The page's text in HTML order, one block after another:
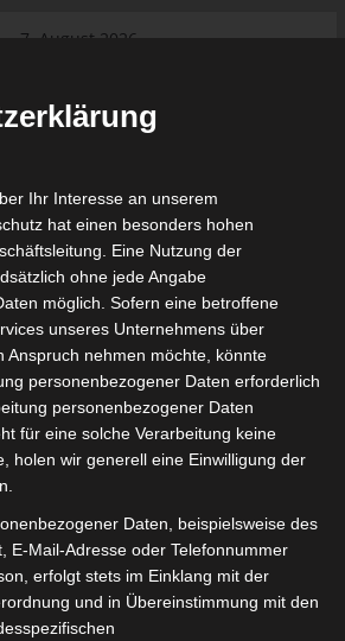
7. August 2026
beginnt am 22. und 23. August
(Update)
an
1 Pro: Spielplan der ersten 15
der Saison 2026/2027
Ligue 2 Pro Tunesien 2026/2027 –
beginnt am am 19./20.
2026
Sportgerichtshof
Eilverfahren ab – AS Soliman
auf die Ligue 2 zu
Ligafußball
Ireland Limited, Gordon House, Barrow
Ihre Zustimmung. Es werden seitens
und gespeichert. Welche Daten genau
den Datenschutzbedingungen.
✓ Erlauben Datenschutzbedingungen
Ihr Interesse an unserem
hat einen besonders hohen
Eine Nutzung der
ohne jede Angabe
möglich. Sofern eine betroffene
unseres Unternehmens über
Anspruch nehmen möchte, könnte
personenbezogener Daten erforderlich
personenbezogener Daten
für eine solche Verarbeitung keine
holen wir generell eine Einwilligung der
Daten, beispielsweise des
E-Mail-Adresse oder Telefonnummer
erfolgt stets im Einklang mit der
und in Übereinstimmung mit den